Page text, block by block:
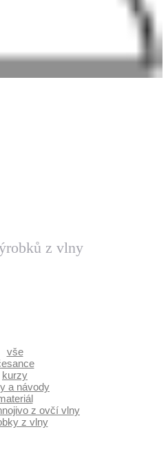
z vlny
vše
kurzy
a návody
z ovčí vlny
z vlny